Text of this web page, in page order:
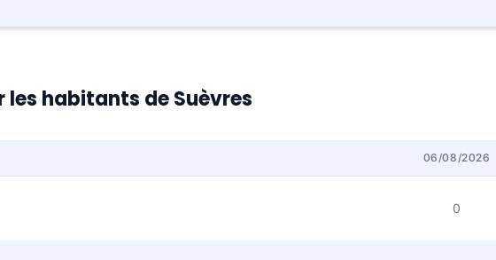
les habitants de Suèvres
06/08/2026
0